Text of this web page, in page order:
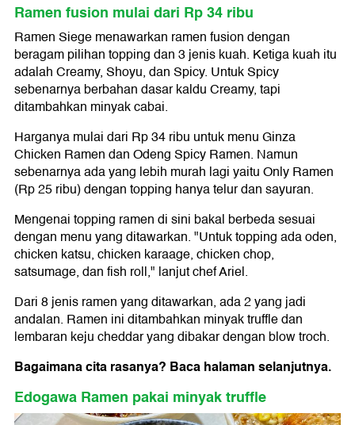
Ramen fusion mulai dari Rp 34 ribu
Ramen Siege menawarkan ramen fusion dengan
beragam pilihan topping dan 3 jenis kuah. Ketiga kuah itu
adalah Creamy, Shoyu, dan Spicy. Untuk Spicy
sebenarnya berbahan dasar kaldu Creamy, tapi
ditambahkan minyak cabai.
Harganya mulai dari Rp 34 ribu untuk menu Ginza
Chicken Ramen dan Odeng Spicy Ramen. Namun
sebenarnya ada yang lebih murah lagi yaitu Only Ramen
(Rp 25 ribu) dengan topping hanya telur dan sayuran.
Mengenai topping ramen di sini bakal berbeda sesuai
dengan menu yang ditawarkan. "Untuk topping ada oden,
chicken katsu, chicken karaage, chicken chop,
satsumage, dan fish roll," lanjut chef Ariel.
Dari 8 jenis ramen yang ditawarkan, ada 2 yang jadi
andalan. Ramen ini ditambahkan minyak truffle dan
lembaran keju cheddar yang dibakar dengan blow troch.
Bagaimana cita rasanya? Baca halaman selanjutnya.
Edogawa Ramen pakai minyak truffle